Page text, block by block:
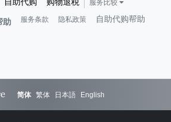
服务比较
助 服务条款 隐私政策 自助代购帮助
简体 繁体 日本語 English